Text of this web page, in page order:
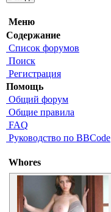
Меню
Содержание
Список форумов
Поиск
Регистрация
Помощь
Общий форум
Общие правила
FAQ
Руководство по BBCode
Whores